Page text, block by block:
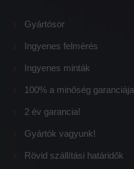
Gyártósor
Ingyenes felmérés
Ingyenes minták
100% a minőség garanciája
2 év garancia!
Gyártók vagyunk!
Rövid szállítási határidők